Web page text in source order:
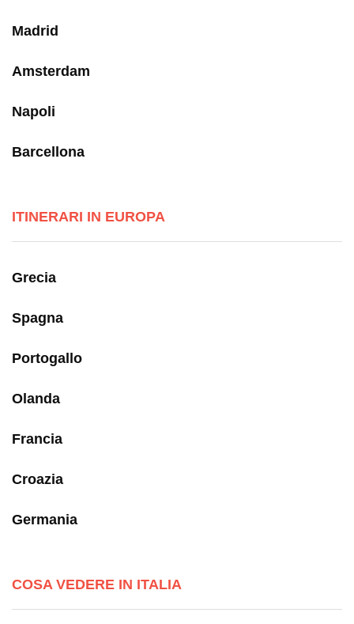
Madrid
Amsterdam
Napoli
Barcellona
ITINERARI IN EUROPA
Grecia
Spagna
Portogallo
Olanda
Francia
Croazia
Germania
COSA VEDERE IN ITALIA